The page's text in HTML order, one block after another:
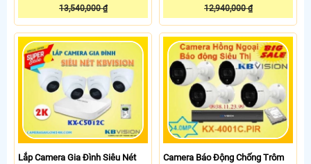
13,540,000 ₫ 12,940,000 ₫
Lắp Camera Gia Đình Siêu Nét
Camera Báo Động Chống Trôm